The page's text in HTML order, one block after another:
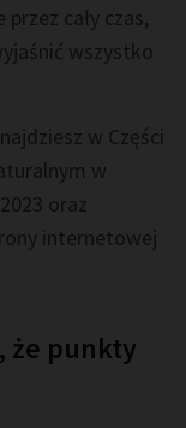
cały czas,
wszystko
w Części
w
oraz
internetowej
że punkty